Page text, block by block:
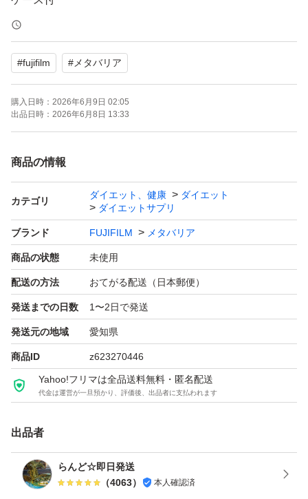
即日発送
〜即購入可〜
全て新品未開封品です
購入時期は今週届いたばかりの商品になります
※おまとめや個数追加等はコメント
受取り確認されましたら速やかに
受取り評価して頂ける方のみ
ご購入宜しくお願いします
ＦＵＪＩＦＩＬＭ メタバリア プレミアムＥＸ 30日分 240
粒
ブランド：FUJIFILM
#fujifilm #メタバリア
購入日時： 2026年6月9日 02:05
出品日時： 2026年6月8日 13:33
商品の情報
カテゴリ
ダイエット、健康
ダイエット
ダイエットサプリ
ブランド FUJIFILM メタバリア
商品の状態 未使用
配送の方法 おてがる配送（日本郵便）
発送までの日数 1〜2日で発送
発送元の地域 愛知県
商品ID z623270446
Yahoo!フリマは全品送料無料・匿名配送
代金は運営が一旦預かり、評価後、出品者に支払われます
出品者
らんど☆即日発送
（4063） 本人確認済